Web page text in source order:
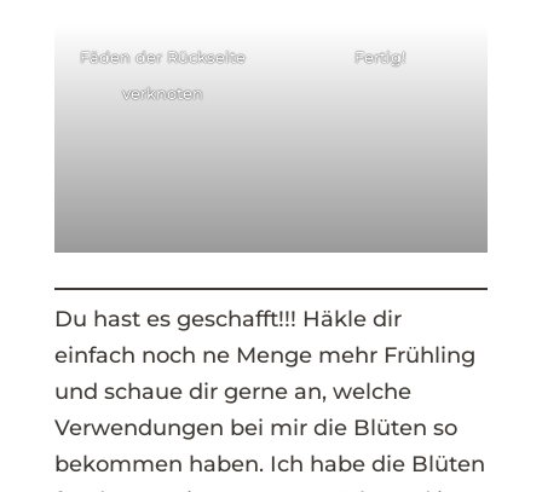
Fäden der Rückseite
verknoten
Fertig!
Du hast es geschafft!!! Häkle dir
einfach noch ne Menge mehr Frühling
und schaue dir gerne an, welche
Verwendungen bei mir die Blüten so
bekommen haben. Ich habe die Blüten